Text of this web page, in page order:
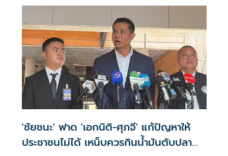
'ชัยชนะ' ฟาด 'เอกนิติ-ศุภจี' แก้ปัญหาให้
ประชาชนไม่ได้ เหน็บควรกินน้ำมันตับปลา